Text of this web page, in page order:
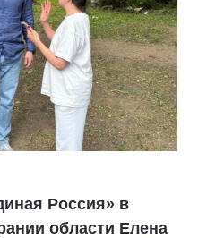
Россия» в
области Елена